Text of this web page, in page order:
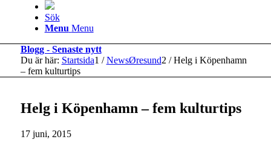
Sök
Menu Menu
Blogg - Senaste nytt
Du är här: Startsida1 / NewsØresund2 / Helg i Köpenhamn
– fem kulturtips
Helg i Köpenhamn – fem kulturtips
17 juni, 2015